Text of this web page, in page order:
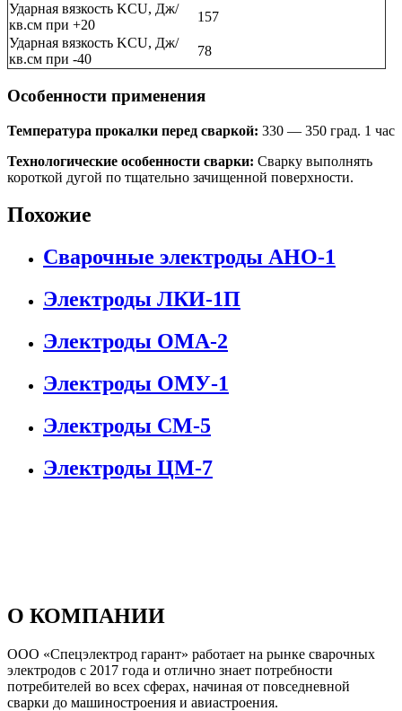
Ударная вязкость KCU, Дж/
кв.см при +20
157
Ударная вязкость KCU, Дж/
кв.см при -40
78
Особенности применения
Температура прокалки перед сваркой: 330 — 350 град. 1 час
Технологические особенности сварки: Сварку выполнять
короткой дугой по тщательно зачищенной поверхности.
Похожие
Сварочные электроды АНО-1
Электроды ЛКИ-1П
Электроды ОМА-2
Электроды ОМУ-1
Электроды СМ-5
Электроды ЦМ-7
О КОМПАНИИ
ООО «Спецэлектрод гарант» работает на рынке сварочных
электродов с 2017 года и отлично знает потребности
потребителей во всех сферах, начиная от повседневной
сварки до машиностроения и авиастроения.